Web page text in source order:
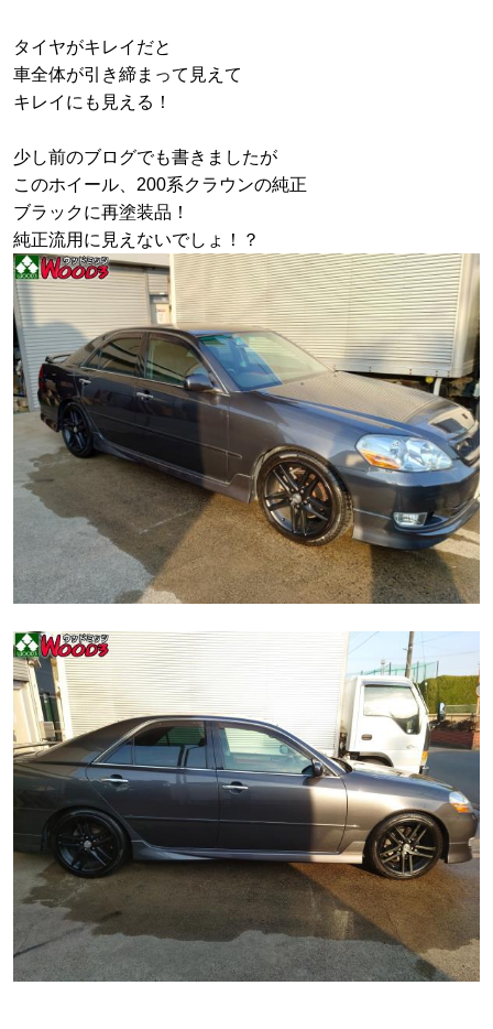
タイヤがキレイだと
車全体が引き締まって見えて
キレイにも見える！
少し前のブログでも書きましたが
このホイール、200系クラウンの純正
ブラックに再塗装品！
純正流用に見えないでしょ！？